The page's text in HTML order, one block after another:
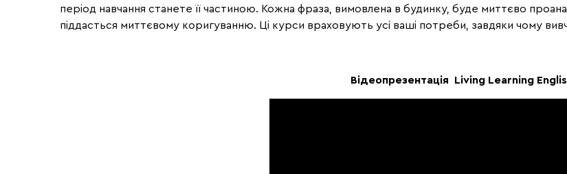
період навчання станете її частиною. Кожна фраза, вимовлена в будинку, буде миттєво
піддасться миттєвому коригуванню. Ці курси враховують усі ваші потреби, завдяки чому
Відеопрезентація Living Learning